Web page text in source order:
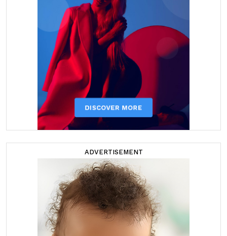
ADVERTISEMENT